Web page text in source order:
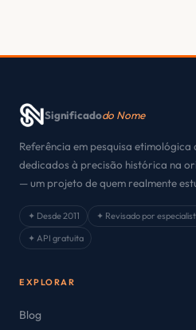
Significadodo Nome
Referência em pesquisa etimológica
dedicados à precisão histórica na
— um projeto de quem realmente
✦ Desde 2011 ✦ Revisado por
✦ API gratuita
EXPLORAR
Blog